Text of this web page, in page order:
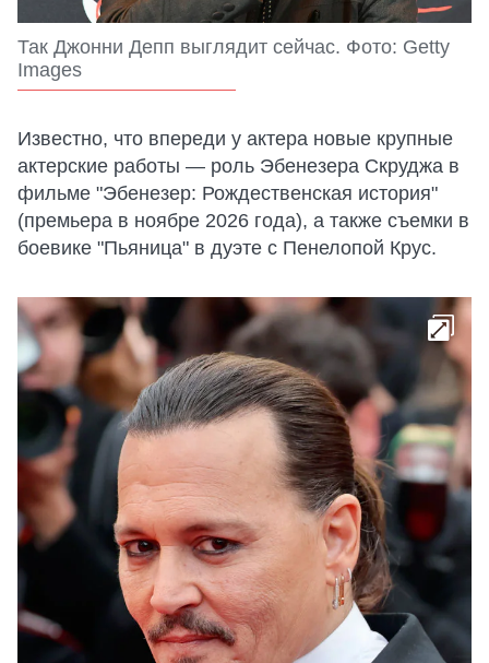
Так Джонни Депп выглядит сейчас. Фото: Getty
Images
Известно, что впереди у актера новые крупные
актерские работы — роль Эбенезера Скруджа в
фильме "Эбенезер: Рождественская история"
(премьера в ноябре 2026 года), а также съемки в
боевике "Пьяница" в дуэте с Пенелопой Крус.